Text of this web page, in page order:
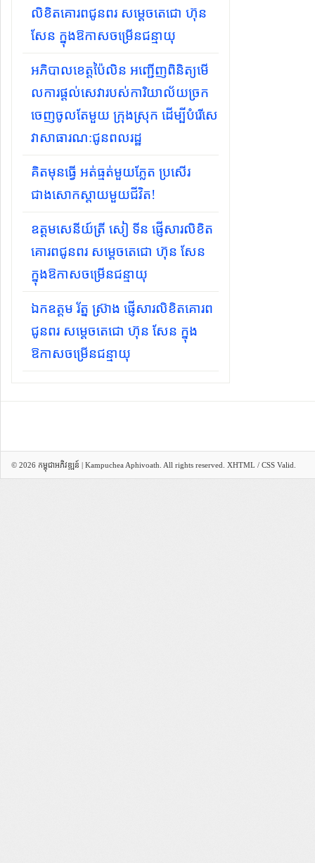
លិខិតគោរពជូនពរ សម្ដេចតេជោ ហ៊ុន
សែន ក្នុងឱកាសចម្រើនជន្មាយុ
អភិបាល​ខេត្តប៉ៃ​លិន អញ្ជើញពិនិត្យមើ​
លការផ្តល់សេវារបស់​ការិយា​ល័យច្រក​
ចេញចូលតែមួយ ក្រុង​ស្រុក ដើម្បីបំរើសេ​
វាសាធា​រណ:ជូនព​លរដ្ឋ
គិតមុនធ្វើ អត់ធ្មត់មួយភ្លែត ប្រសើរ
ជាងសោកស្ដាយមួយជីវិត!
ឧត្តមសេនីយ៍ត្រី សៀ ទីន ផ្ញើសារលិខិត
គោរពជូនពរ សម្ដេចតេជោ ហ៊ុន សែន
ក្នុងឱកាសចម្រើនជន្មាយុ
ឯកឧត្តម រ័ត្ន ស្រ៊ាង ផ្ញើសារលិខិតគោរព
ជូនពរ សម្ដេចតេជោ ហ៊ុន សែន ក្នុង
ឱកាសចម្រើនជន្មាយុ
© 2026 កម្ពុជាអភិវឌ្ឍន៍ | Kampuchea Aphivoath. All rights reserved. XHTML / CSS Valid.